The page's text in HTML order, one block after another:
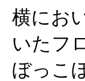
横にお
いたフ
ぼっこ